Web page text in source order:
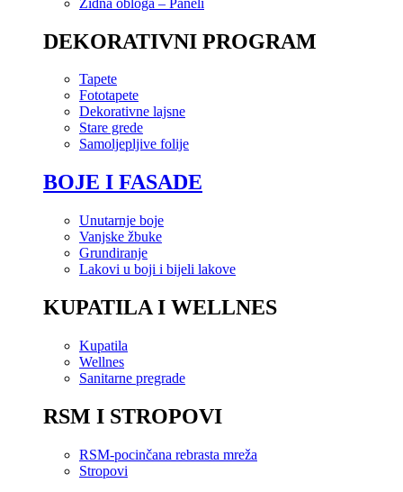
DEKORATIVNI PROGRAM
Tapete
Fototapete
Dekorativne lajsne
Stare grede
Samoljepljive folije
BOJE I FASADE
Unutarnje boje
Vanjske žbuke
Grundiranje
Lakovi u boji i bijeli lakove
KUPATILA I WELLNES
Kupatila
Wellnes
Sanitarne pregrade
RSM I STROPOVI
RSM-pocinčana rebrasta mreža
Stropovi